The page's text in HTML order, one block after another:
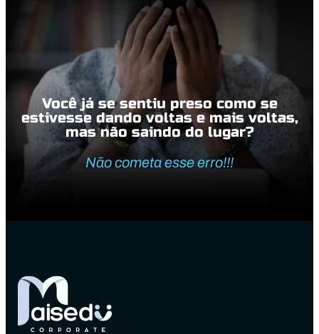
Você já se sentiu preso como se
estivesse dando voltas e mais voltas,
mas não saindo do lugar?
Não cometa esse erro!!!